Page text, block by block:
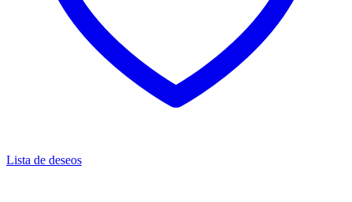
Lista de deseos